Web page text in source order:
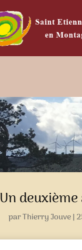
Un
parThierry Jouve|